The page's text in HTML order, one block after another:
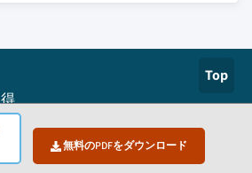
無料のPDFをダウンロード
Top